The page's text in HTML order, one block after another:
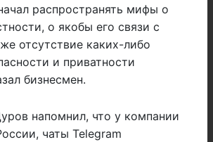
распространять мифы о
о якобы его связи с
отсутствие каких-либо
и приватности
бизнесмен.
напомнил, что у компании
чаты Telegram